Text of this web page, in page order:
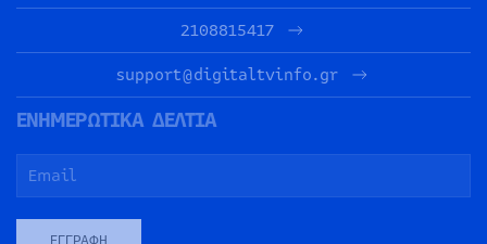
2108815417
support@digitaltvinfo.gr
ΕΝΗΜΕΡΩΤΙΚΑ ΔΕΛΤΙΑ